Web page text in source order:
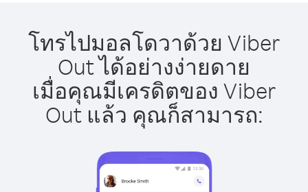
โทรไปมอลโดวาด้วย Viber
Out ได้อย่างง่ายดาย
เมื่อคุณมีเครดิตของ Viber
Out แล้ว คุณก็สามารถ: